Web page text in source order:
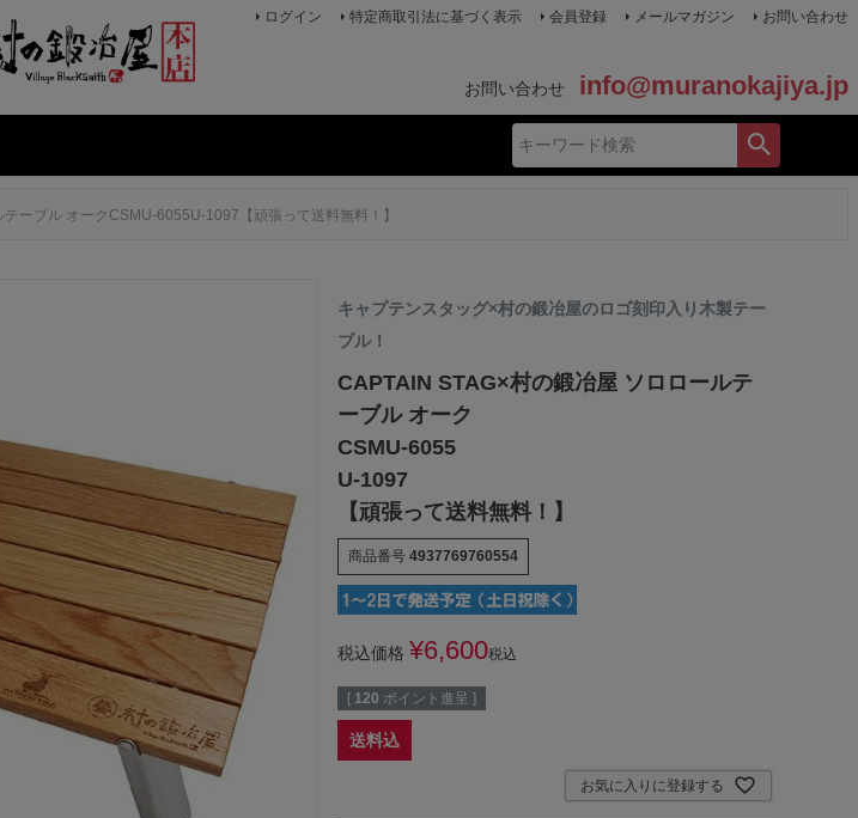
ログイン 特定商取引法に基づく表示 会員登録 メールマガジン お問い合わせ
お問い合わせ info@muranokajiya.jp
ーブル オークCSMU-6055U-1097【頑張って送料無料！】
キャプテンスタッグ×村の鍛冶屋のロゴ刻印入り木製テー
ブル！
CAPTAIN STAG×村の鍛冶屋 ソロロールテ
ーブル オーク
CSMU-6055
U-1097
【頑張って送料無料！】
商品番号 4937769760554
税込価格 ¥6,600税込
[ 120 ポイント進呈 ]
送料込
お気に入りに登録する